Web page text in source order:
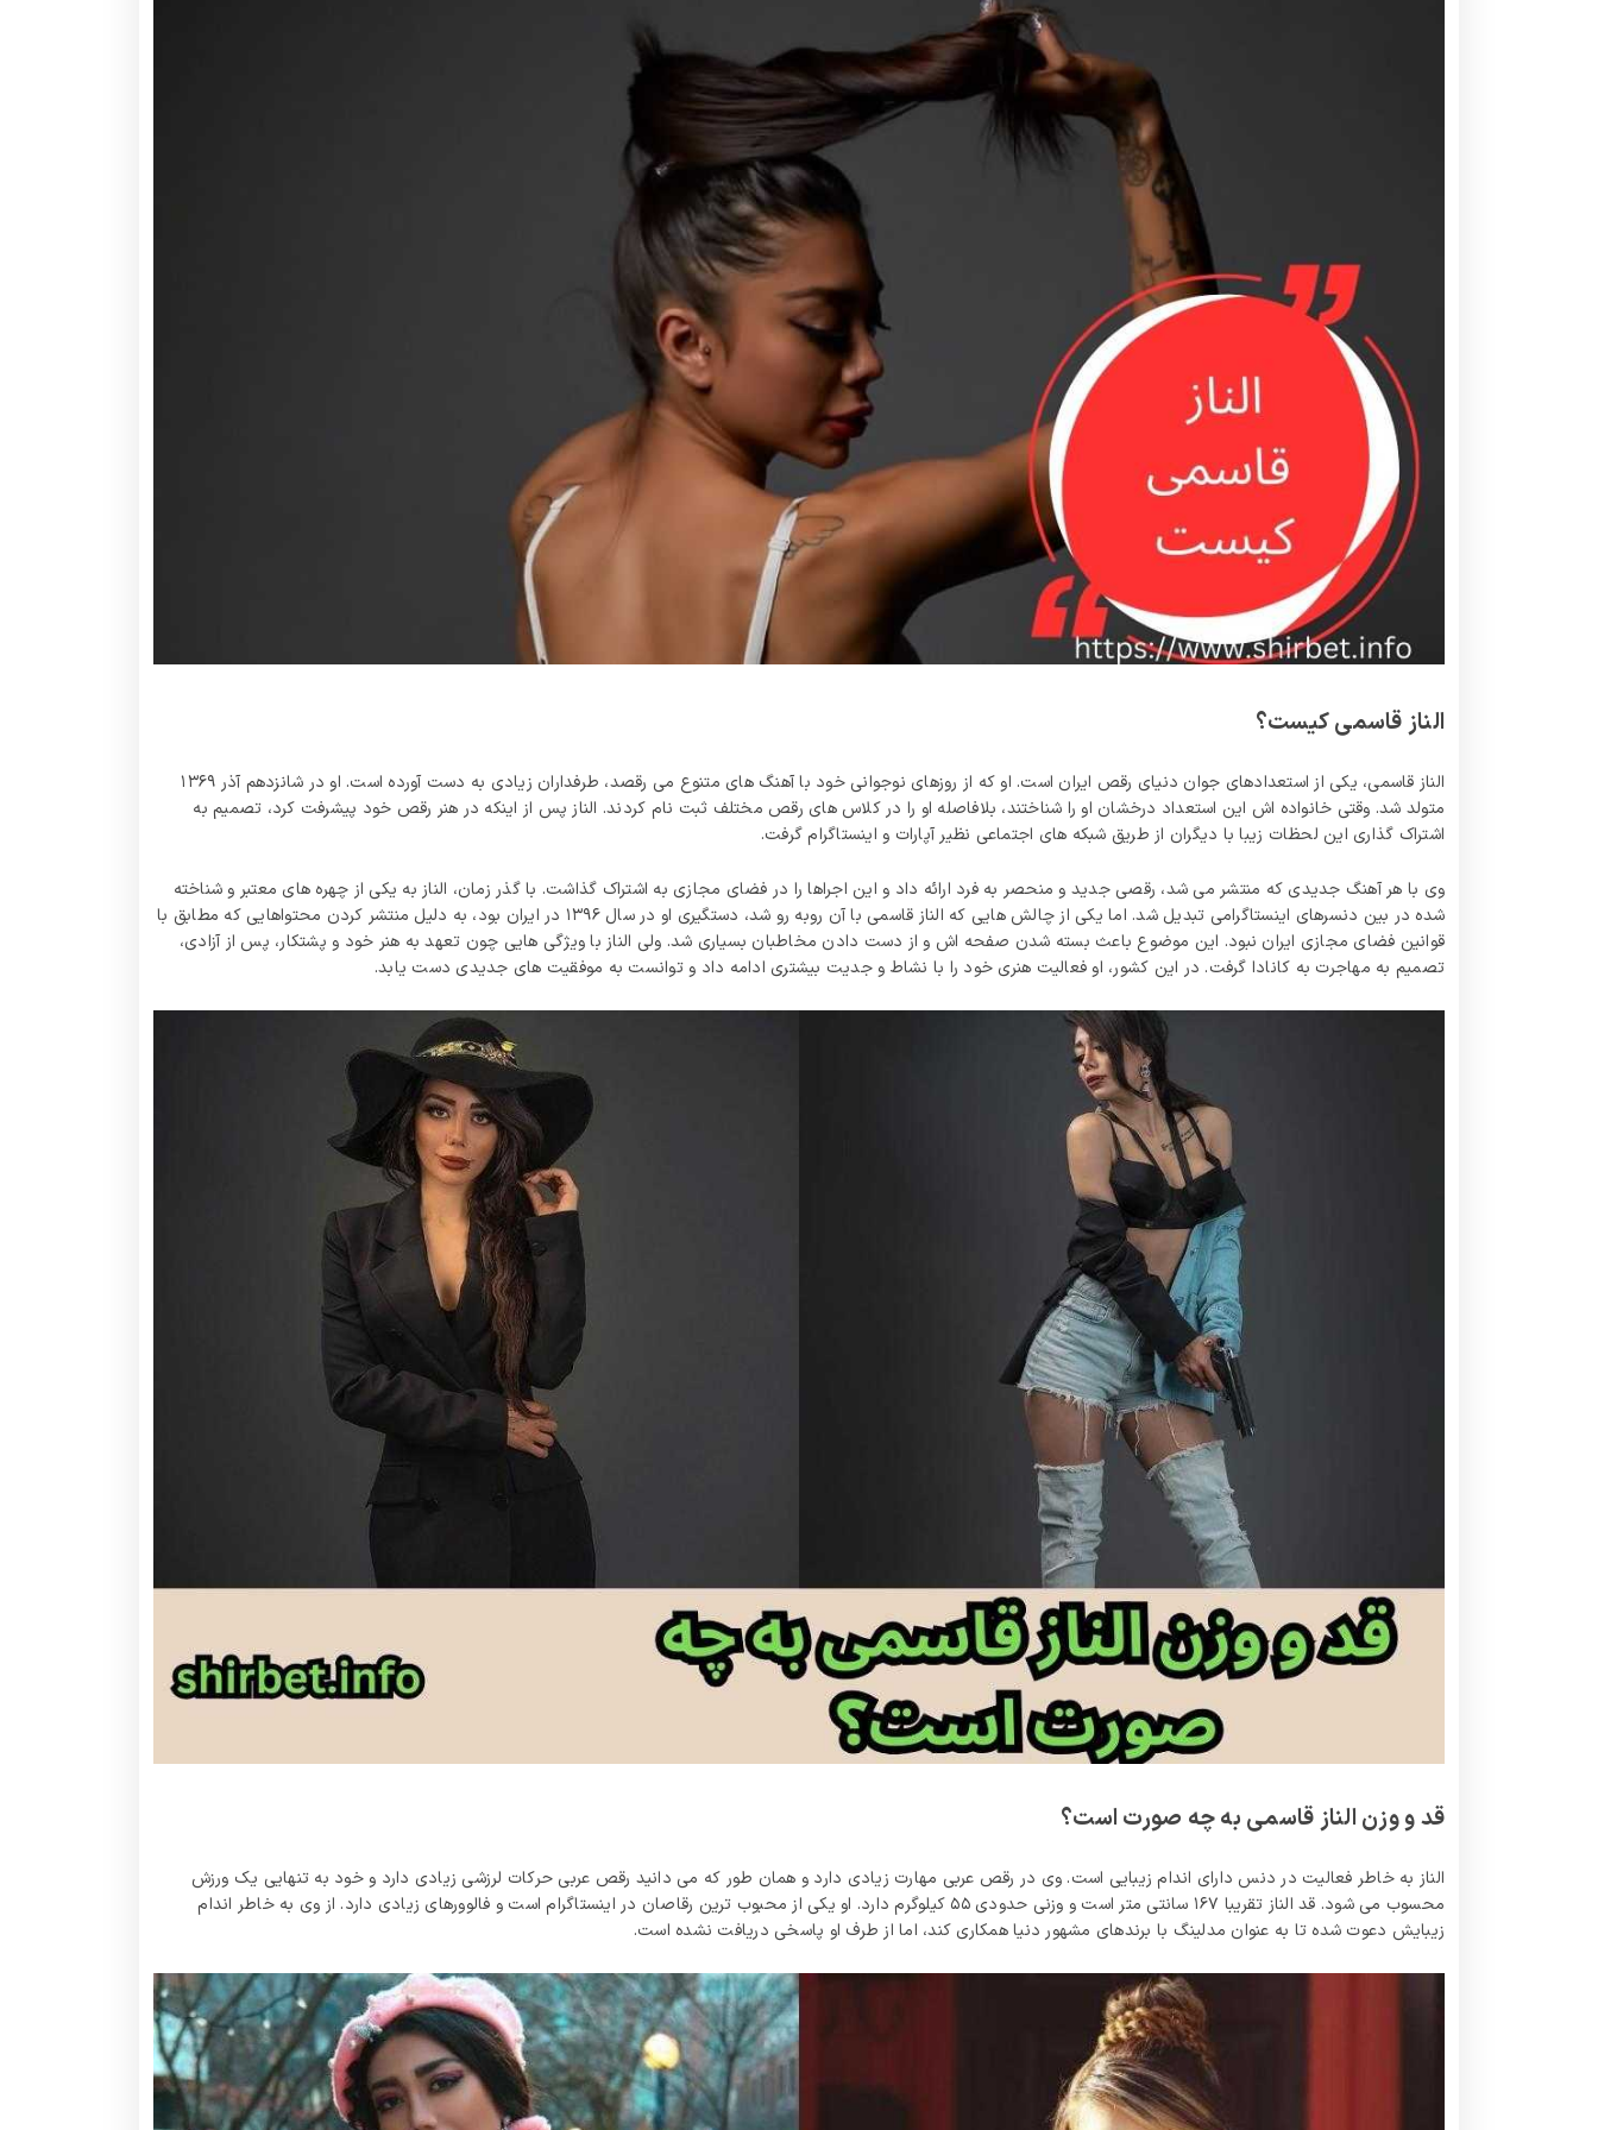
بونس 100% قطعی برای ثبت نام کاربران جدید تا 1 میلیون
تومان
الناز قاسمی کیست؟
الناز قاسمی، یکی از استعدادهای جوان دنیای رقص ایران است. او که از روزهای نوجوانی خود با آهنگ‌ های متنوع می‌ رقصد، طرفداران زیادی به دست آورده است. او در شانزدهم آذر ۱۳۶۹
متولد شد. وقتی خانواده‌ اش این استعداد درخشان او را شناختند، بلافاصله او را در کلاس‌ های رقص مختلف ثبت‌ نام کردند. الناز پس از اینکه در هنر رقص خود پیشرفت کرد، تصمیم به
اشتراک گذاری این لحظات زیبا با دیگران از طریق شبکه‌ های اجتماعی نظیر آپارات و اینستاگرام گرفت.
وی با هر آهنگ جدیدی که منتشر می‌ شد، رقصی جدید و منحصر به فرد ارائه داد و این اجراها را در فضای مجازی به اشتراک گذاشت. با گذر زمان، الناز به یکی از چهره‌ های معتبر و شناخته‌
شده در بین دنسرهای اینستاگرامی تبدیل شد. اما یکی از چالش‌ هایی که الناز قاسمی با آن روبه‌ رو شد، دستگیری او در سال ۱۳۹۶ در ایران بود، به دلیل منتشر کردن محتواهایی که مطابق با
قوانین فضای مجازی ایران نبود. این موضوع باعث بسته شدن صفحه‌ اش و از دست دادن مخاطبان بسیاری شد. ولی الناز با ویژگی‌ هایی چون تعهد به هنر خود و پشتکار، پس از آزادی،
تصمیم به مهاجرت به کانادا گرفت. در این کشور، او فعالیت هنری خود را با نشاط و جدیت بیشتری ادامه داد و توانست به موفقیت‌ های جدیدی دست یابد.
قد و وزن الناز قاسمی به چه صورت است؟
الناز به خاطر فعالیت در دنس دارای اندام زیبایی است. وی در رقص عربی مهارت زیادی دارد و همان طور که می دانید رقص عربی حرکات لرزشی زیادی دارد و خود به تنهایی یک ورزش
محسوب می شود. قد الناز تقریبا ۱۶۷ سانتی متر است و وزنی حدودی ۵۵ کیلوگرم دارد. او یکی از محبوب ترین رقاصان در اینستاگرام است و فالوورهای زیادی دارد. از وی به خاطر اندام
زیبایش دعوت شده تا به عنوان مدلینگ با برندهای مشهور دنیا همکاری کند، اما از طرف او پاسخی دریافت نشده است.